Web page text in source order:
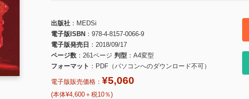
出版社
MEDSi
電子版ISBN
978-4-8157-0066-9
電子版発売日
2018/09/17
ページ数
261ページ 判型
A4変型
フォーマット
PDF（パソコンへのダウンロード不可）
電子版販売価格： ¥5,060
(本体¥4,600＋税10％)